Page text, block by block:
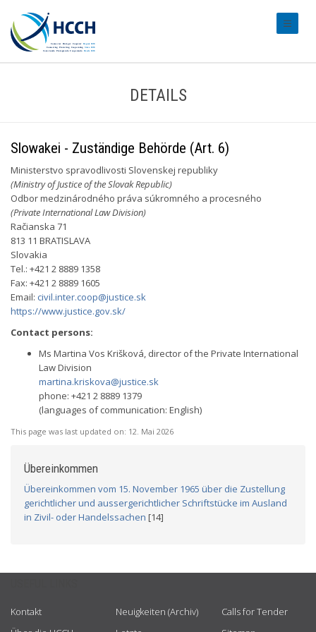
DETAILS
Slowakei - Zuständige Behörde (Art. 6)
Ministerstvo spravodlivosti Slovenskej republiky
(Ministry of Justice of the Slovak Republic)
Odbor medzinárodného práva súkromného a procesného
(Private International Law Division)
Račianska 71
813 11 BRATISLAVA
Slovakia
Tel.: +421 2 8889 1358
Fax: +421 2 8889 1605
Email: civil.inter.coop@justice.sk
https://www.justice.gov.sk/
Contact persons:
Ms Martina Vos Krišková, director of the Private International
Law Division
martina.kriskova@justice.sk
phone: +421 2 8889 1379
(languages of communication: English)
This page was last updated on: 12. Mai 2026
Übereinkommen
Übereinkommen vom 15. November 1965 über die Zustellung
gerichtlicher und aussergerichtlicher Schriftstücke im Ausland
in Zivil- oder Handelssachen [14]
Kontakt
Neuigkeiten (Archiv)
Calls for Tender